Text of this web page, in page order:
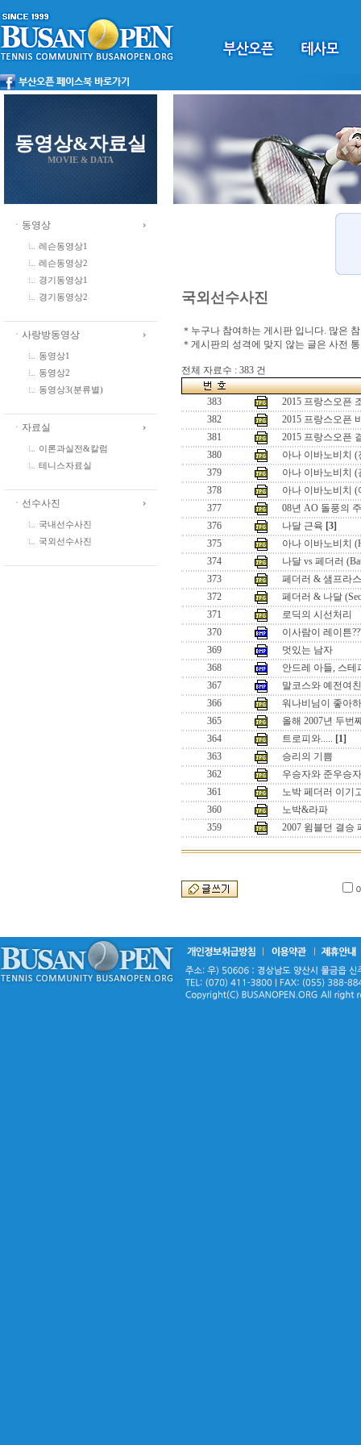
동영상&자료실
MOVIE & DATA
ㆍ동영상
레슨동영상1
레슨동영상2
경기동영상1
경기동영상2
ㆍ사랑방동영상
동영상1
동영상2
동영상3(분류별)
ㆍ자료실
이론과실전&칼럼
테니스자료실
ㆍ선수사진
국내선수사진
국외선수사진
국외선수사진
＊누구나 참여하는 게시판 입니다. 많은
＊게시판의 성격에 맞지 않는 글은 사전
전체 자료수 : 383 건
383
2015 프랑스오픈
382
2015 프랑스오픈
381
2015 프랑스오픈
380
아나 이바노비치 (
379
아나 이바노비치
378
아나 이바노비치 (
377
08년 AO 돌풍의
376
나달 근육 [3]
375
아나 이바노비치
374
나달 vs 페더러
373
페더러 & 샘프라
372
페더러 & 나달
371
로딕의 시선처리
370
이사람이 레이튼
369
멋있는 남자
368
안드레 아들, 스테
367
말코스와 예전여친
366
워나비님이 좋아
365
올해 2007년 두번
364
트로피와..... [1]
363
승리의 기쁨
362
우승자와 준우승자
361
노박 페더러 이기
360
노박&라파
359
2007 윔블던 결승